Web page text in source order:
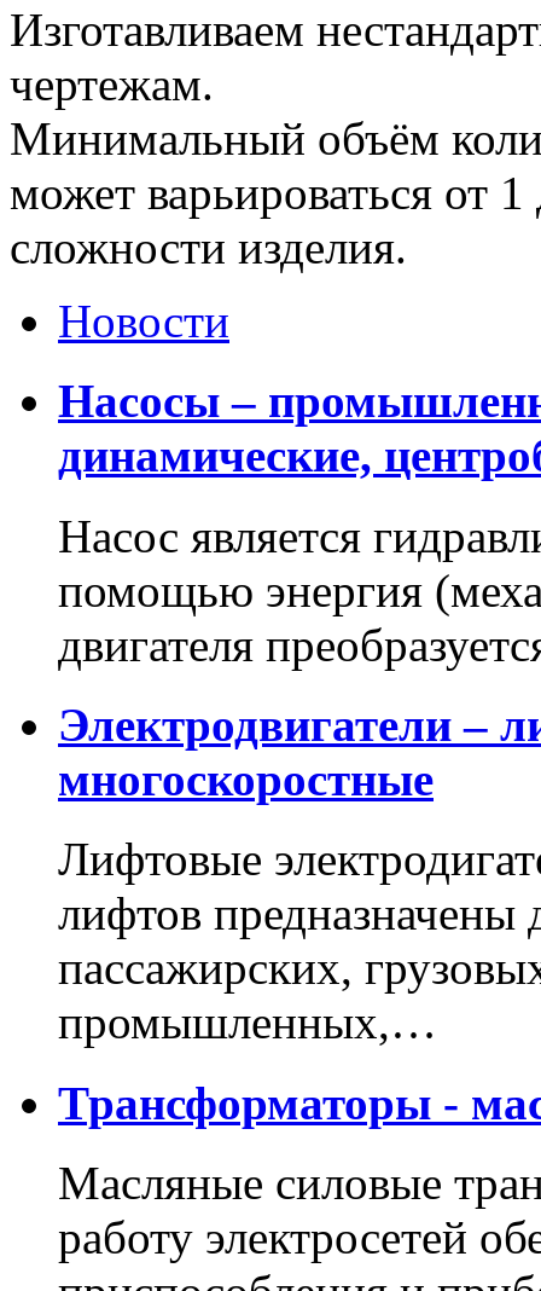
Изготавливаем
чертежам.
Минимальный объём
может варьироваться от
сложности изделия.
Новости
Насосы –
динамические,
Насос является
помощью энергия
двигателя
Электродвигатели –
многоскоростные
Лифтовые
лифтов предназначены
пассажирских,
промышленных,…
Трансформаторы -
Масляные силовые
работу электросетей